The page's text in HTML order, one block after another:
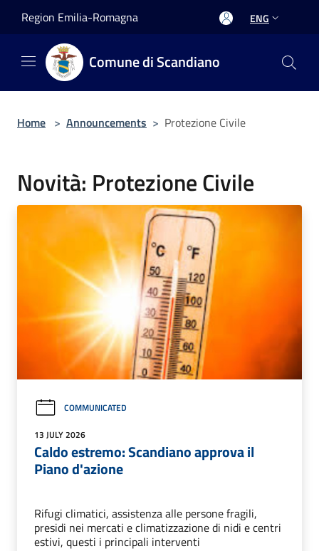
Region Emilia-Romagna ENG
Comune di Scandiano
Home > Announcements > Protezione Civile
Novità: Protezione Civile
COMMUNICATED
13 JULY 2026
Caldo estremo: Scandiano approva il
Piano d'azione
Rifugi climatici, assistenza alle persone fragili,
presidi nei mercati e climatizzazione di nidi e centri
estivi, questi i principali interventi